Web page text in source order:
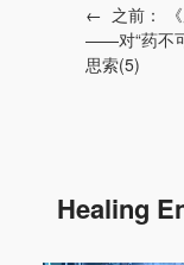
← 之前：
——对“药不
思索(5)
Healing